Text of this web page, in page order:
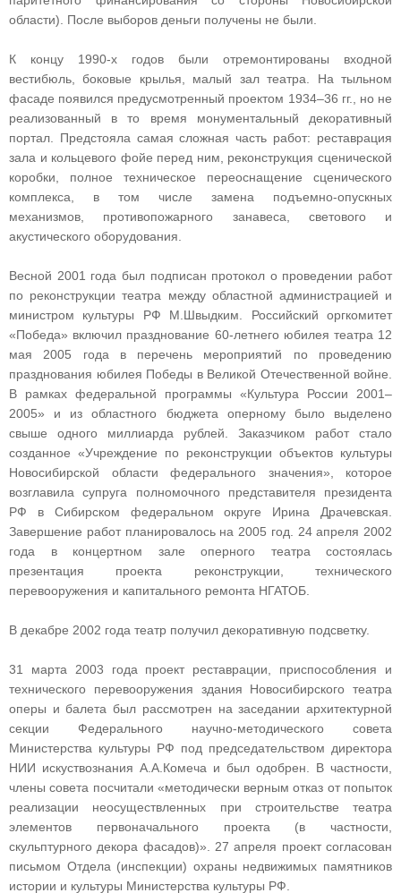
области). После выборов деньги получены не были.
К концу 1990‑х годов были отремонтированы входной
вестибюль, боковые крылья, малый зал театра. На тыльном
фасаде появился предусмотренный проектом 1934–36 гг., но не
реализованный в то время монументальный декоративный
портал. Предстояла самая сложная часть работ: реставрация
зала и кольцевого фойе перед ним, реконструкция сценической
коробки, полное техническое переоснащение сценического
комплекса, в том числе замена подъемно‑опускных
механизмов, противопожарного занавеса, светового и
акустического оборудования.
Весной 2001 года был подписан протокол о проведении работ
по реконструкции театра между областной администрацией и
министром культуры РФ М.Швыдким. Российский оргкомитет
«Победа» включил празднование 60‑летнего юбилея театра 12
мая 2005 года в перечень мероприятий по проведению
празднования юбилея Победы в Великой Отечественной войне.
В рамках федеральной программы «Культура России 2001–
2005» и из областного бюджета оперному было выделено
свыше одного миллиарда рублей. Заказчиком работ стало
созданное «Учреждение по реконструкции объектов культуры
Новосибирской области федерального значения», которое
возглавила супруга полномочного представителя президента
РФ в Сибирском федеральном округе Ирина Драчевская.
Завершение работ планировалось на 2005 год. 24 апреля 2002
года в концертном зале оперного театра состоялась
презентация проекта реконструкции, технического
перевооружения и капитального ремонта НГАТОБ.
В декабре 2002 года театр получил декоративную подсветку.
31 марта 2003 года проект реставрации, приспособления и
технического перевооружения здания Новосибирского театра
оперы и балета был рассмотрен на заседании архитектурной
секции Федерального научно‑методического совета
Министерства культуры РФ под председательством директора
НИИ искуствознания А.А.Комеча и был одобрен. В частности,
члены совета посчитали «методически верным отказ от попыток
реализации неосуществленных при строительстве театра
элементов первоначального проекта (в частности,
скульптурного декора фасадов)». 27 апреля проект согласован
письмом Отдела (инспекции) охраны недвижимых памятников
истории и культуры Министерства культуры РФ.